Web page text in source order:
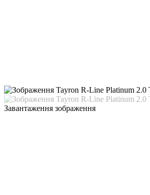
Завантаження зображення